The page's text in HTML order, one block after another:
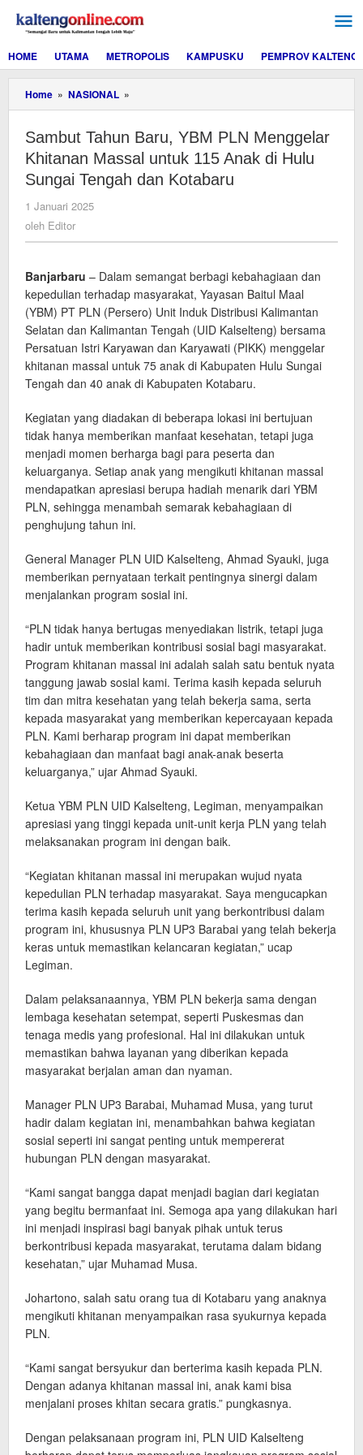
konten
HOME
UTAMA METROPOLIS KAMPUSKU PEMPROV KALTENG
Home » NASIONAL »
Tahun
YBM
PLN
Menggelar
Khitanan
Anak
Sungai
Tengah
dan
Kotabaru
Sambut Tahun Baru, YBM PLN Menggelar
Khitanan Massal untuk 115 Anak di Hulu
Sungai Tengah dan Kotabaru
1 Januari 2025
oleh Editor
Banjarbaru – Dalam semangat berbagi kebahagiaan dan
kepedulian terhadap masyarakat, Yayasan Baitul Maal
(YBM) PT PLN (Persero) Unit Induk Distribusi Kalimantan
Selatan dan Kalimantan Tengah (UID Kalselteng) bersama
Persatuan Istri Karyawan dan Karyawati (PIKK) menggelar
khitanan massal untuk 75 anak di Kabupaten Hulu Sungai
Tengah dan 40 anak di Kabupaten Kotabaru.
Kegiatan yang diadakan di beberapa lokasi ini bertujuan
tidak hanya memberikan manfaat kesehatan, tetapi juga
menjadi momen berharga bagi para peserta dan
keluarganya. Setiap anak yang mengikuti khitanan massal
mendapatkan apresiasi berupa hadiah menarik dari YBM
PLN, sehingga menambah semarak kebahagiaan di
penghujung tahun ini.
General Manager PLN UID Kalselteng, Ahmad Syauki, juga
memberikan pernyataan terkait pentingnya sinergi dalam
menjalankan program sosial ini.
“PLN tidak hanya bertugas menyediakan listrik, tetapi juga
hadir untuk memberikan kontribusi sosial bagi masyarakat.
Program khitanan massal ini adalah salah satu bentuk nyata
tanggung jawab sosial kami. Terima kasih kepada seluruh
tim dan mitra kesehatan yang telah bekerja sama, serta
kepada masyarakat yang memberikan kepercayaan kepada
PLN. Kami berharap program ini dapat memberikan
kebahagiaan dan manfaat bagi anak-anak beserta
keluarganya,” ujar Ahmad Syauki.
Ketua YBM PLN UID Kalselteng, Legiman, menyampaikan
apresiasi yang tinggi kepada unit-unit kerja PLN yang telah
melaksanakan program ini dengan baik.
“Kegiatan khitanan massal ini merupakan wujud nyata
kepedulian PLN terhadap masyarakat. Saya mengucapkan
terima kasih kepada seluruh unit yang berkontribusi dalam
program ini, khususnya PLN UP3 Barabai yang telah bekerja
keras untuk memastikan kelancaran kegiatan,” ucap
Legiman.
Dalam pelaksanaannya, YBM PLN bekerja sama dengan
lembaga kesehatan setempat, seperti Puskesmas dan
tenaga medis yang profesional. Hal ini dilakukan untuk
memastikan bahwa layanan yang diberikan kepada
masyarakat berjalan aman dan nyaman.
Manager PLN UP3 Barabai, Muhamad Musa, yang turut
hadir dalam kegiatan ini, menambahkan bahwa kegiatan
sosial seperti ini sangat penting untuk mempererat
hubungan PLN dengan masyarakat.
“Kami sangat bangga dapat menjadi bagian dari kegiatan
yang begitu bermanfaat ini. Semoga apa yang dilakukan hari
ini menjadi inspirasi bagi banyak pihak untuk terus
berkontribusi kepada masyarakat, terutama dalam bidang
kesehatan,” ujar Muhamad Musa.
Johartono, salah satu orang tua di Kotabaru yang anaknya
mengikuti khitanan menyampaikan rasa syukurnya kepada
PLN.
“Kami sangat bersyukur dan berterima kasih kepada PLN.
Dengan adanya khitanan massal ini, anak kami bisa
menjalani proses khitan secara gratis.” pungkasnya.
Dengan pelaksanaan program ini, PLN UID Kalselteng